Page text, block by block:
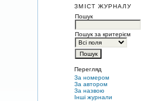
ЗМІСТ ЖУРНАЛУ
Пошук
Пошук за критерієм
Перегляд
За номером
За автором
За назвою
Інші журнали